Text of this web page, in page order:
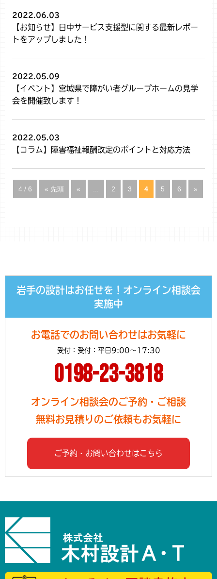
2022.06.03
【お知らせ】日中サービス支援型に関する最新レポー
トをアップしました！
2022.05.09
【イベント】宮城県で障がい者グループホームの見学
会を開催致します！
2022.05.03
【コラム】障害福祉報酬改定のポイントと対応方法
4 / 6 « 先頭 « 2 3 4 5 6 »
岩手の設計はお任せを！オンライン相談会
実施中
お電話でのお問い合わせはお気軽に
受付：受付：平日9:00～17:30
0198-23-3818
オンライン相談会のご予約・ご相談
無料お見積りのご依頼もお気軽に
ご予約・お問い合わせはこちら